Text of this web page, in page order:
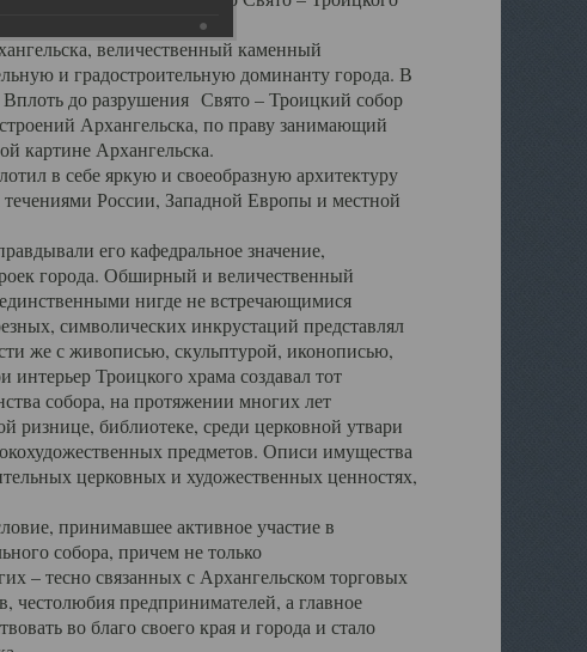
величественный каменный
и градостроительную доминанту города. В
до разрушения Свято – Троицкий собор
Архангельска, по праву занимающий
картине Архангельска.
в себе яркую и своеобразную архитектуру
России, Западной Европы и местной
его кафедральное значение,
города. Обширный и величественный
нигде не встречающимися
символических инкрустаций представлял
же с живописью, скульптурой, иконописью,
Троицкого храма создавал тот
собора, на протяжении многих лет
библиотеке, среди церковной утвари
предметов. Описи имущества
церковных и художественных ценностях,
принимавшее активное участие в
собора, причем не только
– тесно связанных с Архангельском торговых
честолюбия предпринимателей, а главное
во благо своего края и города и стало